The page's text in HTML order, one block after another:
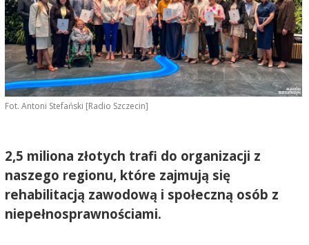
Fot. Antoni Stefański [Radio Szczecin]
2,5 miliona złotych trafi do organizacji z
naszego regionu, które zajmują się
rehabilitacją zawodową i społeczną osób z
niepełnosprawnościami.